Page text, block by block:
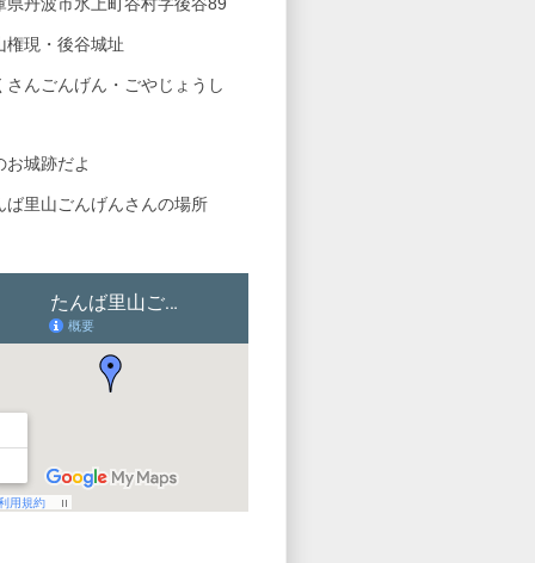
権現・後谷城址
さんごんげん・ごやじょうし
お城跡だよ
ば里山ごんげんさんの場所